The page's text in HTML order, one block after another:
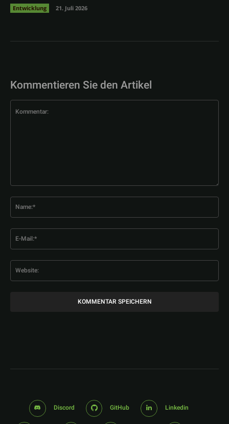
Entwicklung 21. Juli 2026
Kommentieren Sie den Artikel
Discord GitHub Linkedin